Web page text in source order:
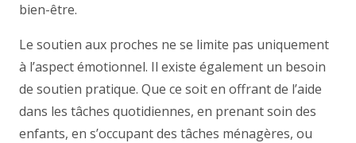
bien-être.
Le soutien aux proches ne se limite pas uniquement
à l’aspect émotionnel. Il existe également un besoin
de soutien pratique. Que ce soit en offrant de l’aide
dans les tâches quotidiennes, en prenant soin des
enfants, en s’occupant des tâches ménagères, ou